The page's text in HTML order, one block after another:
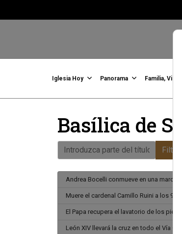
Iglesia Hoy Panorama Familia, Vida,
Basílica de
Introduzca parte del título
Filtrar
Andrea Bocelli conmueve en una
Muere el cardenal Camillo Ruini a los 95
El Papa recupera el lavatorio de los
León XIV llevará la cruz en todo el Vía